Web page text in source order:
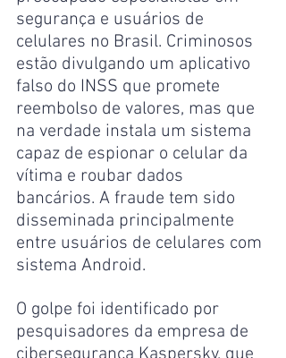
segurança e usuários de
celulares no Brasil. Criminosos
estão divulgando um aplicativo
falso do INSS que promete
reembolso de valores, mas que
na verdade instala um sistema
capaz de espionar o celular da
vítima e roubar dados
bancários. A fraude tem sido
disseminada principalmente
entre usuários de celulares com
sistema Android.
O golpe foi identificado por
pesquisadores da empresa de